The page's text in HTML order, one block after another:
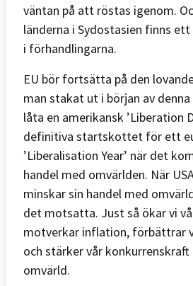
väntan på att röstas igenom.
länderna i Sydostasien finns
i förhandlingarna.
EU bör fortsätta på den
man stakat ut i början av
låta en amerikansk ’Liberation
definitiva startskottet för ett
’Liberalisation Year’ när det
handel med omvärlden. När
minskar sin handel med
det motsatta. Just så ökar vi
motverkar inflation, förbättrar
och stärker vår konkurrenskraft
omvärld.